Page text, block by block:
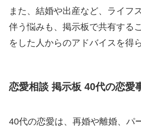
また、結婚や出産など、ライフ
伴う悩みも、掲示板で共有する
をした人からのアドバイスを得
恋愛相談 掲示板 40代の恋愛
40代の恋愛は、再婚や離婚、パ